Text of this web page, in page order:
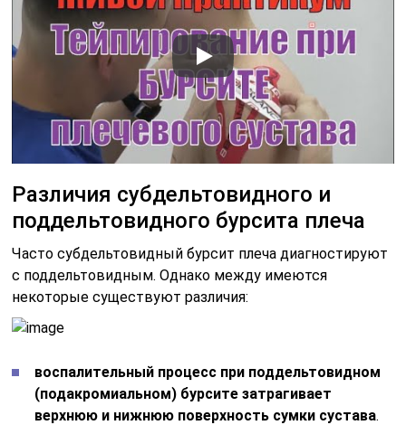
Различия субдельтовидного и
поддельтовидного бурсита плеча
Часто субдельтовидный бурсит плеча диагностируют
с поддельтовидным. Однако между имеются
некоторые существуют различия:
воспалительный процесс при поддельтовидном
(подакромиальном) бурсите затрагивает
верхнюю и нижнюю поверхность сумки сустава.